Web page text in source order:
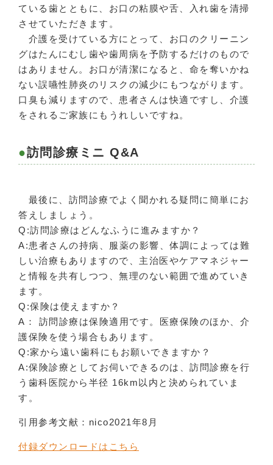
ている歯とともに、お口の粘膜や舌、入れ歯を清掃
させていただきます。
介護を受けている方にとって、お口のクリーニン
グはたんにむし歯や歯周病を予防するだけのもので
はありません。お口が清潔になると、命を奪いかね
ない誤嚥性肺炎のリスクの減少にもつながります。
口臭も減りますので、患者さんは快適ですし、介護
をされるご家族にもうれしいですね。
訪問診療ミニ Q&A
最後に、訪問診療でよく聞かれる疑問に簡単にお
答えしましょう。
Q:訪問診療はどんなふうに進みますか？
A:患者さんの持病、服薬の影響、体調によっては難
しい治療もありますので、主治医やケアマネジャー
と情報を共有しつつ、無理のない範囲で進めていき
ます。
Q:保険は使えますか？
A： 訪問診療は保険適用です。医療保険のほか、介
護保険を使う場合もあります。
Q:家から遠い歯科にもお願いできますか？
A:保険診療としてお伺いできるのは、訪問診療を行
う歯科医院から半径 16km以内と決められていま
す。
引用参考文献：nico2021年8月
付録ダウンロードはこちら